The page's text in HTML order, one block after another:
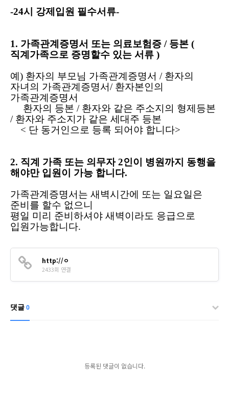
-24시 강제입원 필수서류-
1. 가족관계증명서 또는 의료보험증 / 등본 (
직계가족으로 증명할수 있는 서류 )
예) 환자의 부모님 가족관계증명서 / 환자의
자녀의 가족관계증명서/ 환자본인의
가족관계증명서
환자의 등본 / 환자와 같은 주소지의 형제등본
/ 환자와 주소지가 같은 세대주 등본
< 단 동거인으로 등록 되어야 합니다>
2. 직계 가족 또는 의무자 2인이 병원까지 동행을
해야만 입원이 가능 합니다.
가족관계증명서는 새벽시간에 또는 일요일은
준비를 할수 없으니
평일 미리 준비하셔야 새벽이라도 응급으로
입원가능합니다.
http://ㅇ
2433회 연결
댓글0
등록된 댓글이 없습니다.